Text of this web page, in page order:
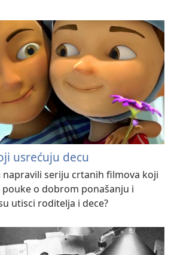
usrećuju decu
napravili seriju crtanih filmova koji
o dobrom ponašanju i
utisci roditelja i dece?